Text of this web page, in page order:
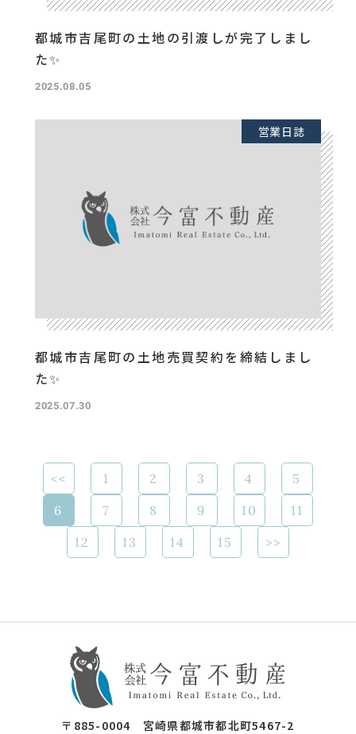
都城市吉尾町の土地の引渡しが完了しまし
た✨
2025.08.05
営業日誌
都城市吉尾町の土地売買契約を締結しまし
た✨
2025.07.30
<< 1 2 3 4
5
6
7 8 9 10
11
12
13 14 15 >>
〒885-0004 宮崎県都城市都北町5467-2